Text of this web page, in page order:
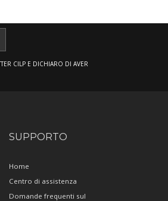
CILP E DICHIARO DI AVER
SUPPORTO
Home
Centro di assistenza
Domande frequenti sul